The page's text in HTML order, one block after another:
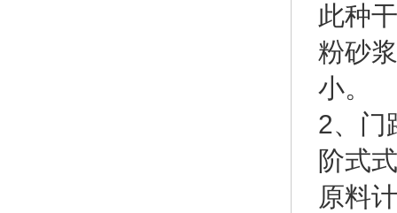
此种
粉砂
小。
2、门
阶式
原料